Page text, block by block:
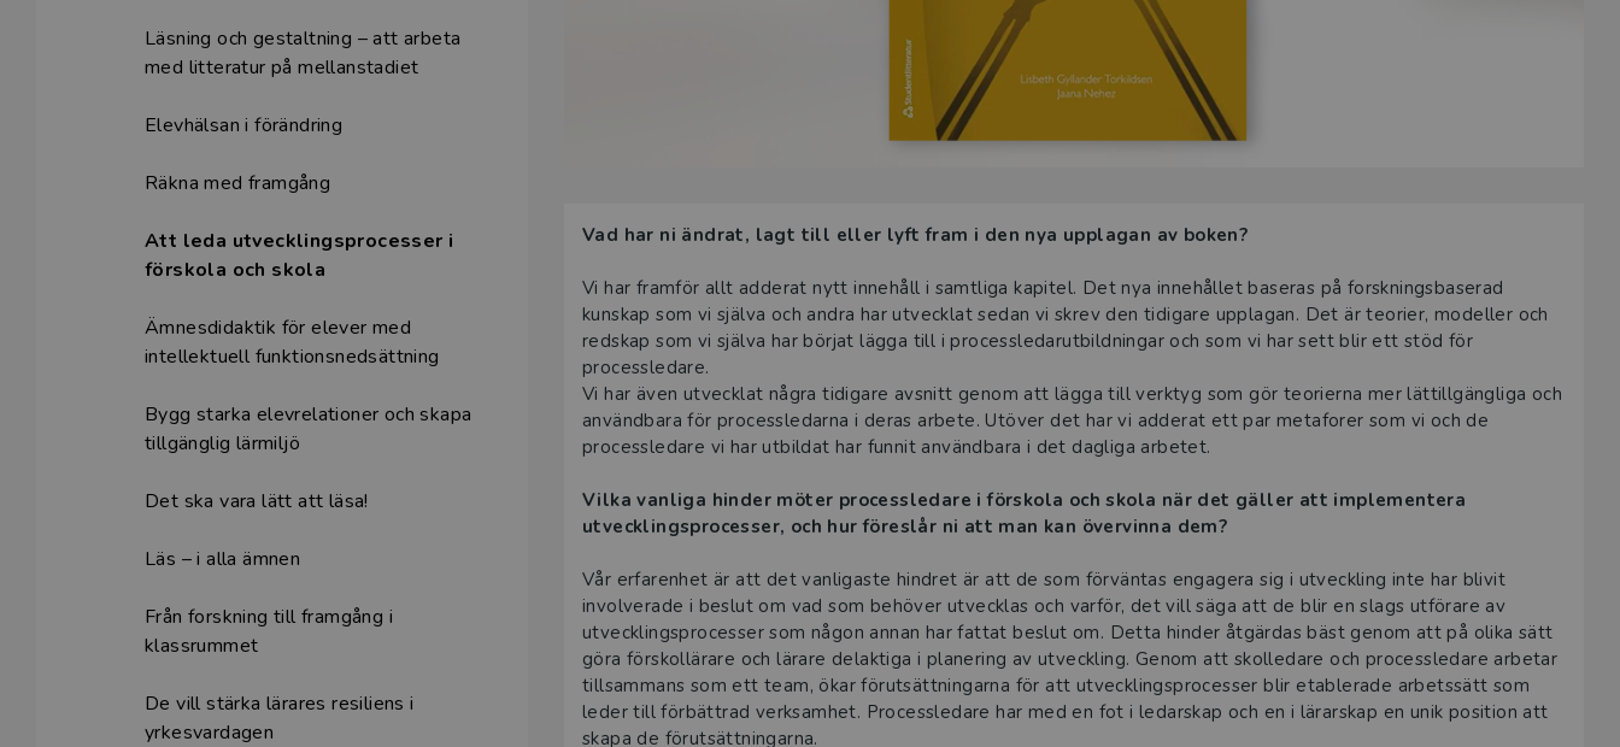
Läsning och gestaltning – att arbeta
med litteratur på mellanstadiet
Elevhälsan i förändring
Räkna med framgång
Att leda utvecklingsprocesser i
förskola och skola
Ämnesdidaktik för elever med
intellektuell funktionsnedsättning
Bygg starka elevrelationer och skapa
tillgänglig lärmiljö
Det ska vara lätt att läsa!
Läs – i alla ämnen
Från forskning till framgång i
klassrummet
De vill stärka lärares resiliens i
yrkesvardagen
Vad har ni ändrat, lagt till eller lyft fram i den nya upplagan av boken?
Vi har framför allt adderat nytt innehåll i samtliga kapitel. Det nya innehållet baseras på forskningsbaserad
kunskap som vi själva och andra har utvecklat sedan vi skrev den tidigare upplagan. Det är teorier, modeller och
redskap som vi själva har börjat lägga till i processledarutbildningar och som vi har sett blir ett stöd för
processledare.
Vi har även utvecklat några tidigare avsnitt genom att lägga till verktyg som gör teorierna mer lättillgängliga och
användbara för processledarna i deras arbete. Utöver det har vi adderat ett par metaforer som vi och de
processledare vi har utbildat har funnit användbara i det dagliga arbetet.
Vilka vanliga hinder möter processledare i förskola och skola när det gäller att implementera
utvecklingsprocesser, och hur föreslår ni att man kan övervinna dem?
Vår erfarenhet är att det vanligaste hindret är att de som förväntas engagera sig i utveckling inte har blivit
involverade i beslut om vad som behöver utvecklas och varför, det vill säga att de blir en slags utförare av
utvecklingsprocesser som någon annan har fattat beslut om. Detta hinder åtgärdas bäst genom att på olika sätt
göra förskollärare och lärare delaktiga i planering av utveckling. Genom att skolledare och processledare arbetar
tillsammans som ett team, ökar förutsättningarna för att utvecklingsprocesser blir etablerade arbetssätt som
leder till förbättrad verksamhet. Processledare har med en fot i ledarskap och en i lärarskap en unik position att
skapa de förutsättningarna.